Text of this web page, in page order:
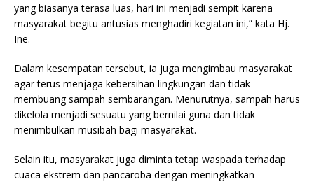
yang biasanya terasa luas, hari ini menjadi sempit karena
masyarakat begitu antusias menghadiri kegiatan ini,” kata Hj.
Ine.
Dalam kesempatan tersebut, ia juga mengimbau masyarakat
agar terus menjaga kebersihan lingkungan dan tidak
membuang sampah sembarangan. Menurutnya, sampah harus
dikelola menjadi sesuatu yang bernilai guna dan tidak
menimbulkan musibah bagi masyarakat.
Selain itu, masyarakat juga diminta tetap waspada terhadap
cuaca ekstrem dan pancaroba dengan meningkatkan